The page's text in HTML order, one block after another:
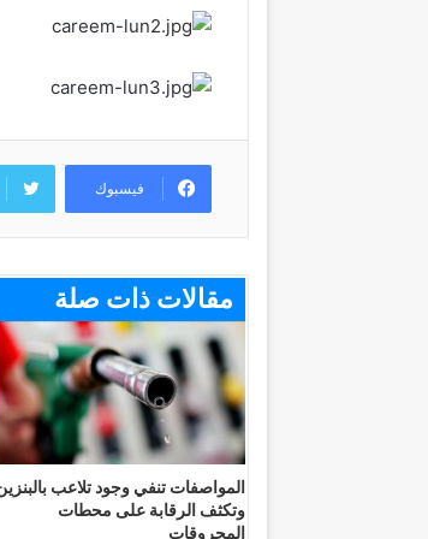
فيسبوك
مقالات ذات صلة
المواصفات تنفي وجود تلاعب
وتكثف الرقابة على محطات
المحروقات